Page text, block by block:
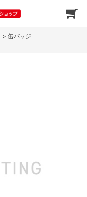
> 缶バッジ